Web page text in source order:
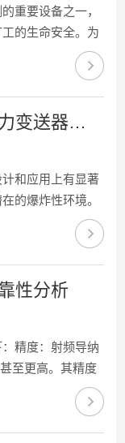
恶劣的工业环境
重要设备之一，
的生命安全。为
其使用寿命，定期
绍矿用温度传感器
传感器的外观，
检查传感器安装
理传感器外壳表
棉布或软布擦
防爆型压力变送器与普通压力变送器的比较
和应用上有显著
的爆炸性环境。
型压力变送器主要
危险场所，如石油
于安全区域，如
爆型压力变送器
压力变送器则没
变送器在设计上
性分析
精度：射频导纳
至更高。其精度
：探头的灵敏度越
度也就越高。液体
的重要因素，因